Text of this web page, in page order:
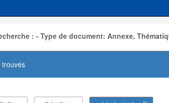
: - Type de document: Annexe,